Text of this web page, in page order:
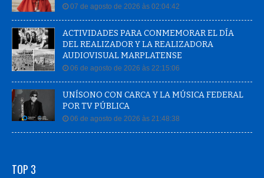
07 de agosto de 2026 às 02:04:42
ACTIVIDADES PARA CONMEMORAR EL DÍA
DEL REALIZADOR Y LA REALIZADORA
AUDIOVISUAL MARPLATENSE
06 de agosto de 2026 às 22:15:06
UNÍSONO CON CARCA Y LA MÚSICA FEDERAL
POR TV PÚBLICA
06 de agosto de 2026 às 21:48:38
TOP 3